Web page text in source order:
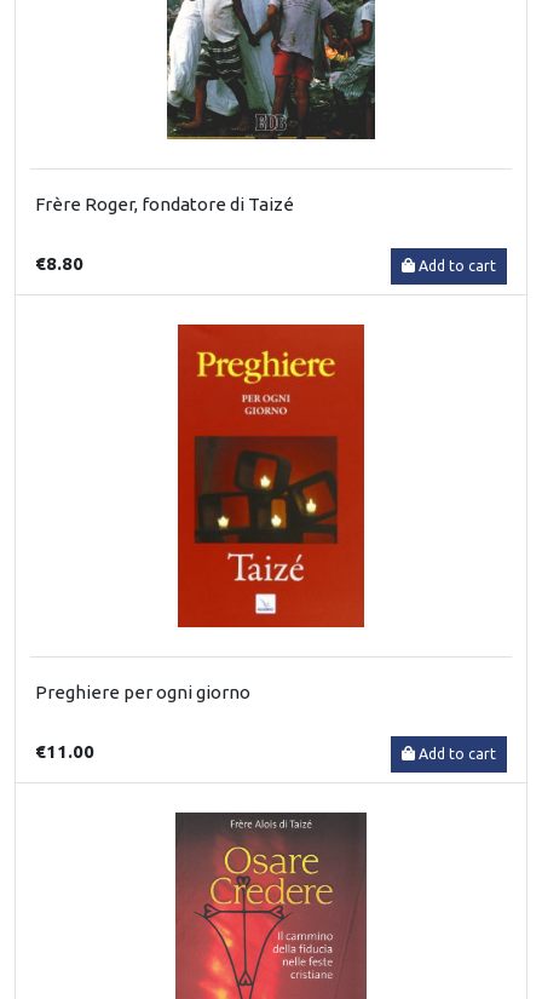
Frère Roger, fondatore di Taizé
€8.80 Add to cart
Preghiere per ogni giorno
€11.00 Add to cart